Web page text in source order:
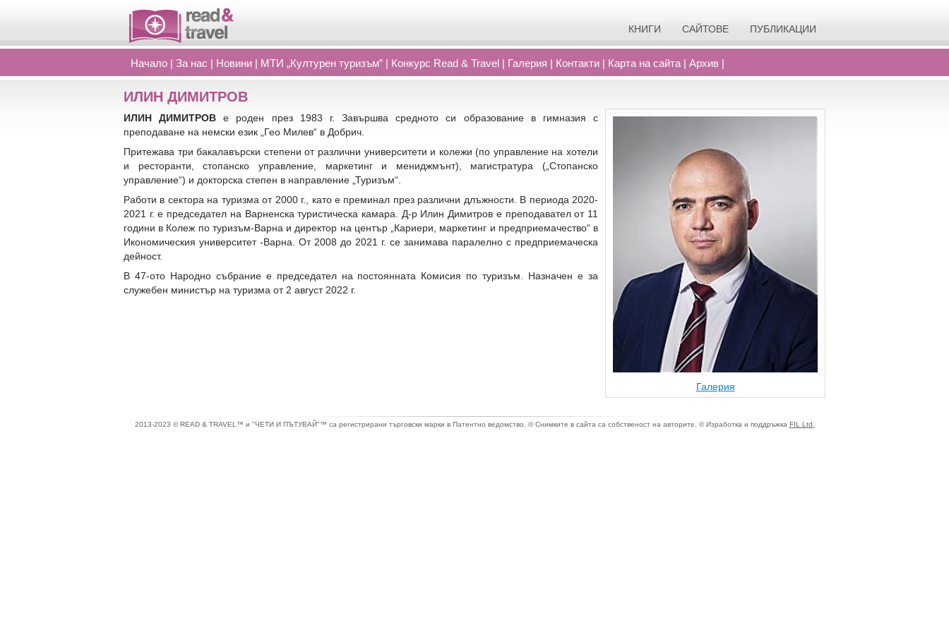
КНИГИ САЙТОВЕ ПУБЛИКАЦИИ
Начало | За нас | Новини | МТИ „Културен туризъм” | Конкурс Read & Travel | Галерия | Контакти | Карта на сайта | Архив |
ИЛИН ДИМИТРОВ
Галерия
ИЛИН ДИМИТРОВе роден през 1983 г. Завършва средното си образование в гимназия с
преподаване на немски език „Гео Милев“ в Добрич.
Притежава три бакалавърски степени от различни университети и колежи (по управление на хотели
и ресторанти, стопанско управление, маркетинг и мениджмънт), магистратура („Стопанско
управление“) и докторска степен в направление „Туризъм“.
Работи в сектора на туризма от 2000 г., като е преминал през различни длъжности. В периода 2020-
2021 г. е председател на Варненска туристическа камара. Д-р Илин Димитров е преподавател от 11
години в Колеж по туризъм-Варна и директор на център „Кариери, маркетинг и предприемачество“ в
Икономическия университет -Варна. От 2008 до 2021 г. се занимава паралелно с предприемаческа
дейност.
В 47-ото Народно събрание е председател на постоянната Комисия по туризъм. Назначен е за
служебен министър на туризма от 2 август 2022 г.
2013-2023 © READ & TRAVEL™ и "ЧЕТИ И ПЪТУВАЙ"™ са регистрирани търговски марки в Патентно ведомство. © Снимките в сайта са собственост на авторите. © Изработка и поддръжка FIL Ltd.